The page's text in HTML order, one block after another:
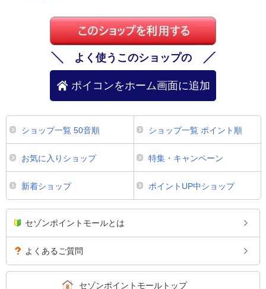
よく使うこのショップの
ポイコンをホーム画面に追加
ショップ一覧 50音順 ショップ一覧 ポイント順
お気に入りショップ 特集・キャンペーン
新着ショップ ポイントUP中ショップ
セゾンポイントモールとは
よくあるご質問
セゾンポイントモールトップ